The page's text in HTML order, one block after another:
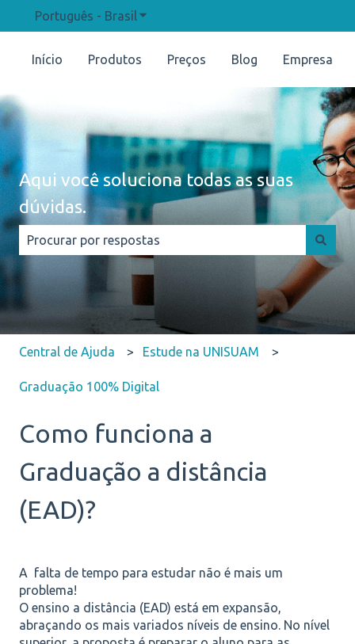
Português - BrasilMostrar submenu para traduções
Início Produtos Preços Blog Empresa
Aqui você soluciona todas as suas
dúvidas.
Não há sugestões porque o campo de pesquisa está
Central de Ajuda Estude na UNISUAM
Graduação 100% Digital
Como funciona a
Graduação a distância
(EAD)?
A falta de tempo para estudar não é mais um
problema!
O ensino a distância (EAD) está em expansão,
abraçando os mais variados níveis de ensino. No nível